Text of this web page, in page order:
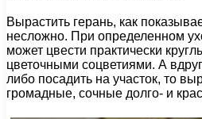
Вырастить герань, как
несложно. При определенном
может цвести практически
цветочными соцветиями. А
либо посадить на участок, то
громадные, сочные долго- и